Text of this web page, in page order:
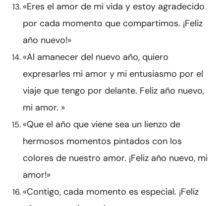
«Eres el amor de mi vida y estoy agradecido
por cada momento que compartimos. ¡Feliz
año nuevo!»
«Al amanecer del nuevo año, quiero
expresarles mi amor y mi entusiasmo por el
viaje que tengo por delante. Feliz año nuevo,
mi amor. »
«Que el año que viene sea un lienzo de
hermosos momentos pintados con los
colores de nuestro amor. ¡Feliz año nuevo, mi
amor!»
«Contigo, cada momento es especial. ¡Feliz